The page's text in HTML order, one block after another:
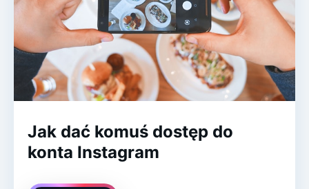
Jak dać komuś dostęp do
konta Instagram